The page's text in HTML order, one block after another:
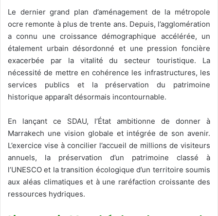
Le dernier grand plan d’aménagement de la métropole
ocre remonte à plus de trente ans. Depuis, l’agglomération
a connu une croissance démographique accélérée, un
étalement urbain désordonné et une pression foncière
exacerbée par la vitalité du secteur touristique. La
nécessité de mettre en cohérence les infrastructures, les
services publics et la préservation du patrimoine
historique apparaît désormais incontournable.
En lançant ce SDAU, l’État ambitionne de donner à
Marrakech une vision globale et intégrée de son avenir.
L’exercice vise à concilier l’accueil de millions de visiteurs
annuels, la préservation d’un patrimoine classé à
l’UNESCO et la transition écologique d’un territoire soumis
aux aléas climatiques et à une raréfaction croissante des
ressources hydriques.